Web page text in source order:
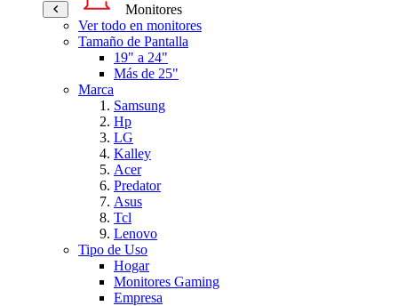
Monitores
Ver todo en monitores
Tamaño de Pantalla
19" a 24"
Más de 25"
Marca
Samsung
Hp
LG
Kalley
Acer
Predator
Asus
Tcl
Lenovo
Tipo de Uso
Hogar
Monitores Gaming
Empresa